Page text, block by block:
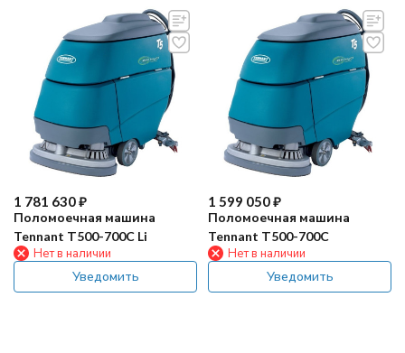
1 781 630₽
Поломоечная машина
Tennant Т500-700C Li
Нет в наличии
Уведомить
1 599 050₽
Поломоечная машина
Tennant Т500-700C
Нет в наличии
Уведомить